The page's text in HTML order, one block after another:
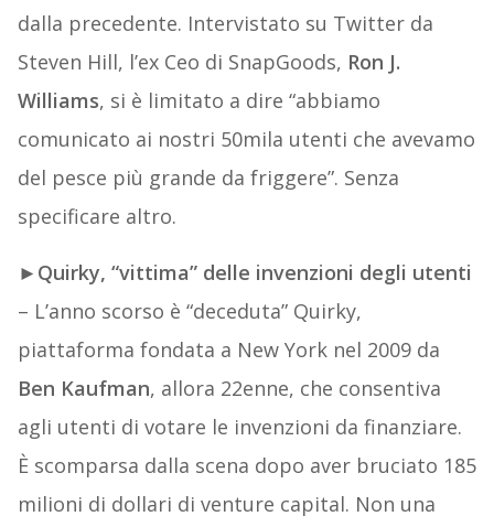
dalla precedente. Intervistato su Twitter da
Steven Hill, l’ex Ceo di SnapGoods, Ron J.
Williams, si è limitato a dire “abbiamo
comunicato ai nostri 50mila utenti che avevamo
del pesce più grande da friggere”. Senza
specificare altro.
► Quirky, “vittima” delle invenzioni degli utenti
– L’anno scorso è “deceduta” Quirky,
piattaforma fondata a New York nel 2009 da
Ben Kaufman, allora 22enne, che consentiva
agli utenti di votare le invenzioni da finanziare.
È scomparsa dalla scena dopo aver bruciato 185
milioni di dollari di venture capital. Non una